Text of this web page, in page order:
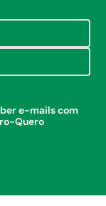
e-mails com
Quero